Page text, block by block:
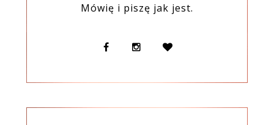
Mówię i piszę jak jest.